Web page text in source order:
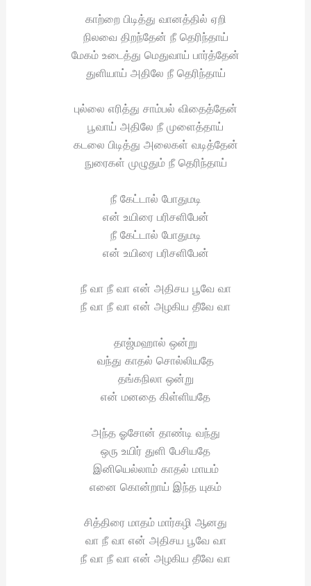
காற்றை பிடித்து வானத்தில் ஏறி
நிலவை திறந்தேன் நீ தெரிந்தாய்
மேகம் உடைத்து மெதுவாய் பார்த்தேன்
துளியாய் அதிலே நீ தெரிந்தாய்
புல்லை எரித்து சாம்பல் விதைத்தேன்
பூவாய் அதிலே நீ முளைத்தாய்
கடலை பிடித்து அலைகள் வடித்தேன்
நுரைகள் முழுதும் நீ தெரிந்தாய்
நீ கேட்டால் போதுமடி
என் உயிரை பரிசளிபேன்
நீ கேட்டால் போதுமடி
என் உயிரை பரிசளிபேன்
நீ வா நீ வா என் அதிசய பூவே வா
நீ வா நீ வா என் அழகிய தீவே வா
தாஜ்மஹால் ஒன்று
வந்து காதல் சொல்லியதே
தங்கநிலா ஒன்று
என் மனதை கிள்ளியதே
அந்த ஓசோன் தாண்டி வந்து
ஒரு உயிர் துளி பேசியதே
இனியெல்லாம் காதல் மாயம்
எனை கொன்றாய் இந்த யுகம்
சித்திரை மாதம் மார்கழி ஆனது
வா நீ வா என் அதிசய பூவே வா
நீ வா நீ வா என் அழகிய தீவே வா